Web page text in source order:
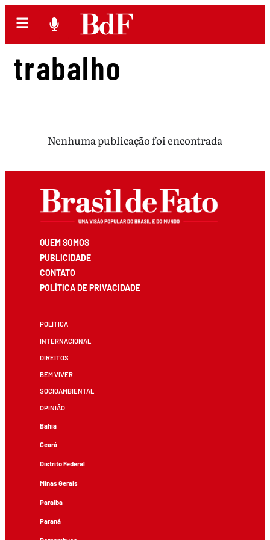
trabalho
Nenhuma publicação foi encontrada
QUEM SOMOS
PUBLICIDADE
CONTATO
POLÍTICA DE PRIVACIDADE
POLÍTICA
INTERNACIONAL
DIREITOS
BEM VIVER
SOCIOAMBIENTAL
OPINIÃO
Bahia
Ceará
Distrito Federal
Minas Gerais
Paraíba
Paraná